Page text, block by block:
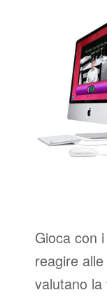
Gioca con
reagire
valutano